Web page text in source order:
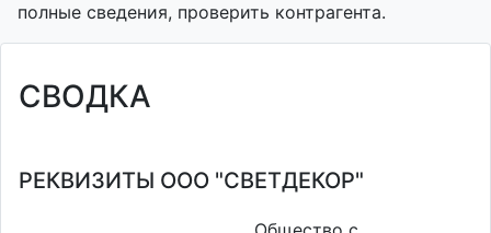
полные сведения, проверить контрагента.
СВОДКА
РЕКВИЗИТЫ ООО "СВЕТДЕКОР"